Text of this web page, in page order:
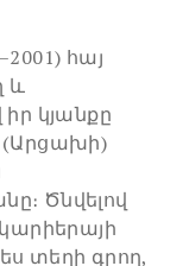
հայ
և
կյանքը
(Արցախի)
Ծնվելով
տեղի գրող,